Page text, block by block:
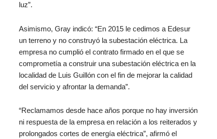
luz”.
Asimismo, Gray indicó: “En 2015 le cedimos a Edesur
un terreno y no construyó la subestación eléctrica. La
empresa no cumplió el contrato firmado en el que se
comprometía a construir una subestación eléctrica en la
localidad de Luis Guillón con el fin de mejorar la calidad
del servicio y afrontar la demanda”.
“Reclamamos desde hace años porque no hay inversión
ni respuesta de la empresa en relación a los reiterados y
prolongados cortes de energía eléctrica”, afirmó el